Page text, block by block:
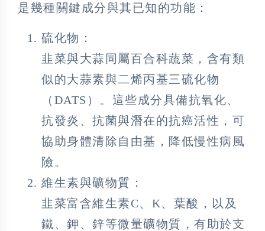
是幾種關鍵成分與其已知的功能：
硫化物：
韭菜與大蒜同屬百合科蔬菜，含有類
似的大蒜素與二烯丙基三硫化物
（DATS）。這些成分具備抗氧化、
抗發炎、抗菌與潛在的抗癌活性，可
協助身體清除自由基，降低慢性病風
險。
維生素與礦物質：
韭菜富含維生素C、K、葉酸，以及
鐵、鉀、鋅等微量礦物質，有助於支